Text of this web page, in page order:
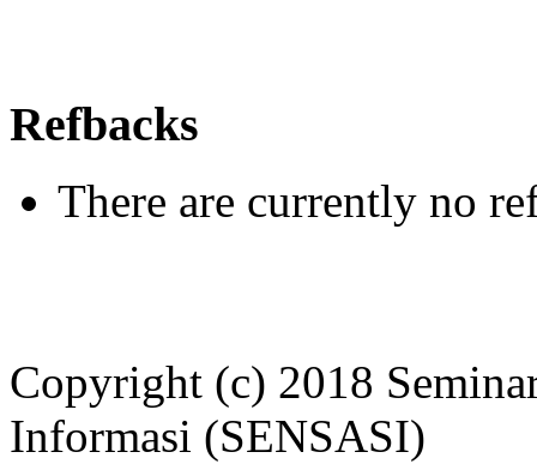
Refbacks
There are currently no
Copyright (c) 2018
Informasi (SENSASI)